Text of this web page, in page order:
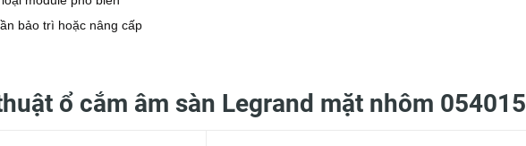
bảo trì hoặc nâng cấp
ổ cắm âm sàn Legrand mặt nhôm 054015